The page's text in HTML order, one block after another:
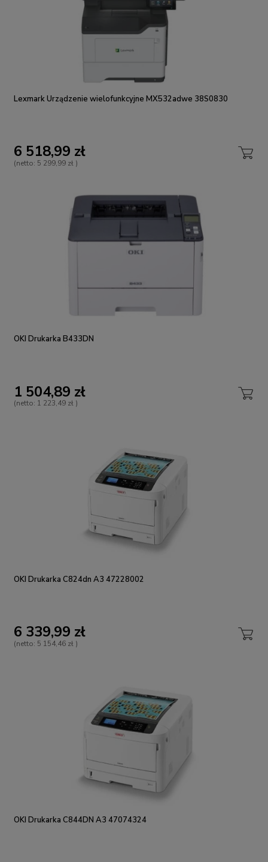
Lexmark Urządzenie wielofunkcyjne MX532adwe 38S0830
6 518,99 zł
(netto: 5 299,99 zł )
OKI Drukarka B433DN
1 504,89 zł
(netto: 1 223,49 zł )
OKI Drukarka C824dn A3 47228002
6 339,99 zł
(netto: 5 154,46 zł )
OKI Drukarka C844DN A3 47074324